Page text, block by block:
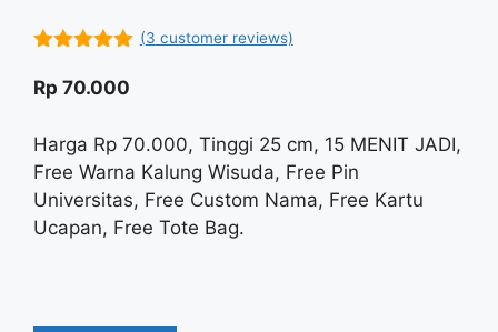
5
(3 customer reviews)
Rp 70.000
Harga Rp 70.000, Tinggi 25 cm, 15 MENIT JADI,
Free Warna Kalung Wisuda, Free Pin
Universitas, Free Custom Nama, Free Kartu
Ucapan, Free Tote Bag.